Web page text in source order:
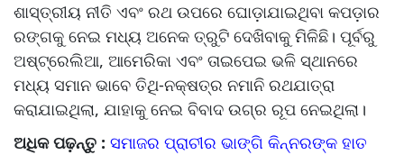
ଶାସ୍ତ୍ରୀୟ ନୀତି ଏବଂ ରଥ ଉପରେ ଘୋଡ଼ାଯାଇଥିବା କପଡ଼ାର
ରଙ୍ଗକୁ ନେଇ ମଧ୍ୟ ଅନେକ ତ୍ରୁଟି ଦେଖିବାକୁ ମିଳିଛି। ପୂର୍ବରୁ
ଅଷ୍ଟ୍ରେଲିଆ, ଆମେରିକା ଏବଂ ତାଇପେଇ ଭଳି ସ୍ଥାନରେ
ମଧ୍ୟ ସମାନ ଭାବେ ତିଥି-ନକ୍ଷତ୍ର ନମାନି ରଥଯାତ୍ରା
କରାଯାଇଥିଲା, ଯାହାକୁ ନେଇ ବିବାଦ ଉଗ୍ର ରୂପ ନେଇଥିଲା।
ଅଧିକ ପଢ଼ନ୍ତୁ : ସମାଜର ପ୍ରାଚୀର ଭାଙ୍ଗି କିନ୍ନରଙ୍କ ହାତ